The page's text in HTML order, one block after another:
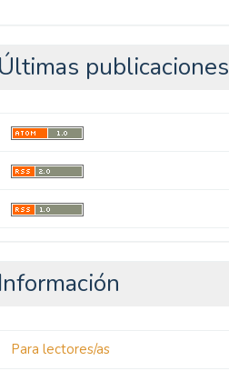
publicaciones
Para lectores/as